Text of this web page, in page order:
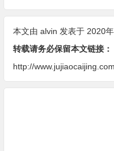
本文由 alvin 发表于 2020
转载请务必保留本文链接：
http://